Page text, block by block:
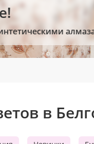
в шоколаде
для Вас!
в